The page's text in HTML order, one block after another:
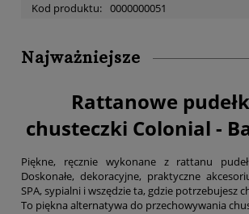
Kod produktu: 0000000051
Najważniejsze
Rattanowe
chusteczki Colonial -
Piękne, ręcznie wykonane z rattanu
Doskonałe, dekoracyjne, praktyczne
SPA, sypialni i wszędzie ta, gdzie potrzebujesz
To piękna alternatywa do przechowywania